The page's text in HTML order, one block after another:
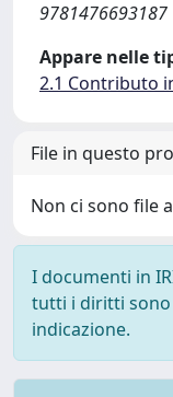
9781476693187
Appare nelle
2.1 Contributo
File in questo
Non ci sono file
I documenti in
tutti i diritti sono
indicazione.